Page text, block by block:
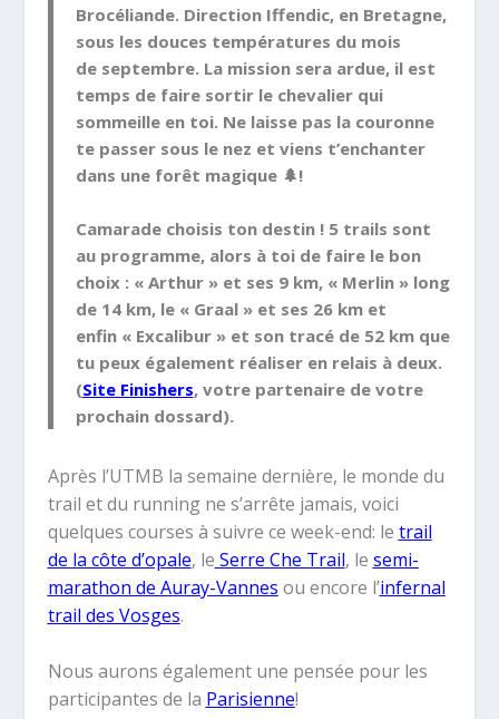
Brocéliande. Direction Iffendic, en Bretagne,
sous les douces températures du mois
de septembre. La mission sera ardue, il est
temps de faire sortir le chevalier qui
sommeille en toi. Ne laisse pas la couronne
te passer sous le nez et viens t’enchanter
dans une forêt magique 🌲!
Camarade choisis ton destin ! 5 trails sont
au programme, alors à toi de faire le bon
choix : « Arthur » et ses 9 km, « Merlin » long
de 14 km, le « Graal » et ses 26 km et
enfin « Excalibur » et son tracé de 52 km que
tu peux également réaliser en relais à deux.
(Site Finishers, votre partenaire de votre
prochain dossard).
Après l’UTMB la semaine dernière, le monde du
trail et du running ne s’arrête jamais, voici
quelques courses à suivre ce week-end: le trail
de la côte d’opale, le Serre Che Trail, le semi-
marathon de Auray-Vannes ou encore l’infernal
trail des Vosges.
Nous aurons également une pensée pour les
participantes de la Parisienne!